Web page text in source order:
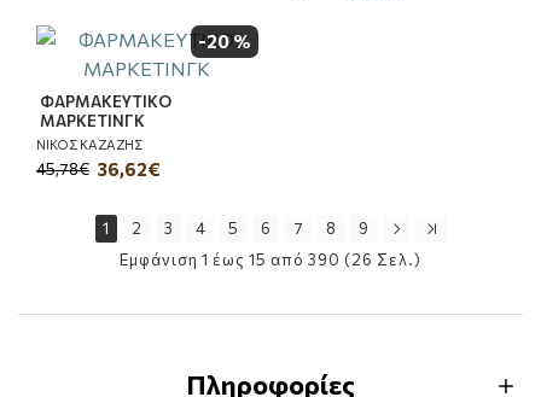
-20 %
ΦΑΡΜΑΚΕΥΤΙΚΟ
ΜΑΡΚΕΤΙΝΓΚ
ΝΙΚΟΣ ΚΑΖΑΖΗΣ
36,62€
45,78€
1 2 3 4 5 6 7 8
9
Εμφάνιση 1 έως 15 από 390 (26 Σελ.)
Πληροφορίες